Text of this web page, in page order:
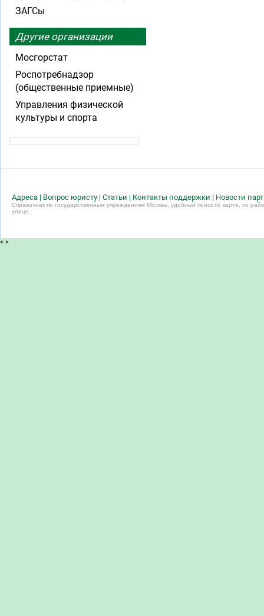
ЗАГСы
Другие организации
Мосгорстат
Роспотребнадзор
(общественные приемные)
Управления физической
культуры и спорта
Адреса | Вопрос юристу | Статьи | Контакты поддержки | Новости
Справочник по государственным учреждениям Москвы, удобный поиск по карте, по
улице.
< >